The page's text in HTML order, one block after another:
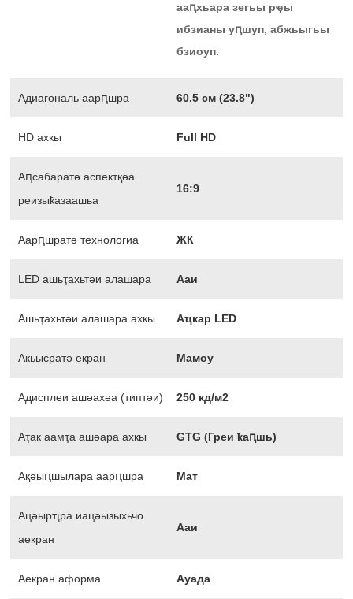
ааԥхьара зегьы рҿы
ибзианы уԥшуп, абжьыгьы
бзиоуп.
Адиагональ аарԥшра 60.5 см (23.8")
HD ахкы Full HD
Аԥсабаратә аспектқәа
реизыҟазаашьа
16:9
Аарԥшратә технологиа ЖК
LED ашьҭахьтәи алашара Ааи
Ашьҭахьтәи алашара ахкы Аҵкар LED
Акьысратә екран Мамоу
Адисплеи ашәахәа (типтәи) 250 кд/м2
Аҭак аамҭа ашәара ахкы GTG (Греи ҟаԥшь)
Ақәыԥшылара аарԥшра Мат
Ацәырҵра иацәызыхьчо
аекран
Ааи
Аекран аформа Ауада